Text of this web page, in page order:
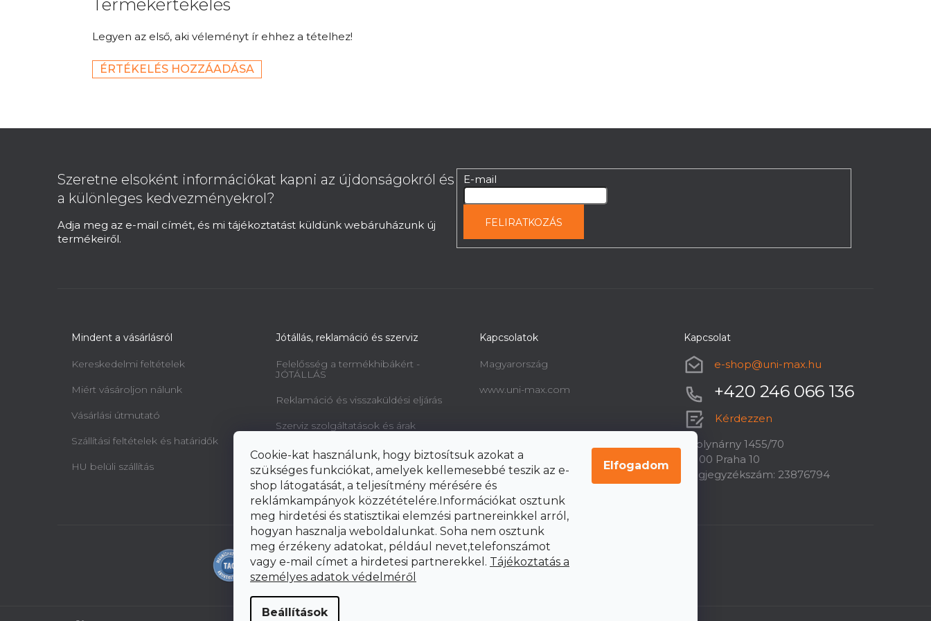
Cookie-kat használunk, hogy biztosítsuk azokat a
szükséges funkciókat, amelyek kellemesebbé teszik az e-
shop látogatását, a teljesítmény mérésére és
reklámkampányok közzétételére.Információkat osztunk
meg hirdetési és statisztikai elemzési partnereinkkel arról,
hogyan hasznalja weboldalunkat. Soha nem osztunk
meg érzékeny adatokat, például nevet,telefonszámot
vagy e-mail címet a hirdetesi partnerekkel. Tájékoztatás a
személyes adatok védelméről
Beállítások
Elfogadom
Termékértékelés
Legyen az első, aki véleményt ír ehhez a tételhez!
ÉRTÉKELÉS HOZZÁADÁSA
Szeretne elsoként információkat kapni az újdonságokról és
a különleges kedvezményekrol?
Adja meg az e-mail címét, és mi tájékoztatást küldünk webáruházunk új
termékeiről.
E-mail
FELIRATKOZÁS
Mindent a vásárlásról
Kereskedelmi feltételek
Miért vásároljon nálunk
Vásárlási útmutató
Szállítási feltételek és határidők
HU belüli szállítás
Jótállás, reklamáció és szerviz
Felelősség a termékhibákért -
JÓTÁLLÁS
Reklamáció és visszaküldési eljárás
Szerviz szolgáltatások és árak
Minta információk a fogyasztók
jogairól és a szerződéstől való
elállásról
Kapcsolatok
Magyarország
www.uni-max.com
Kapcsolat
e-shop@uni-max.hu
+420 246 066 136
Kérdezzen
U plynárny 1455/70
10100 Praha 10
Cégjegyzékszám: 23876794